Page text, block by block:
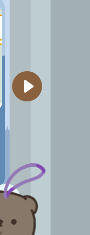
2026年6月25日(
ームに登場！